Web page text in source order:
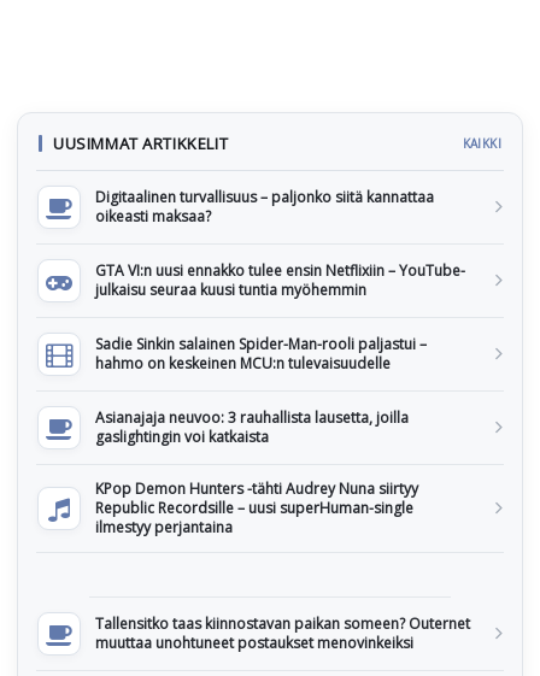
UUSIMMAT ARTIKKELIT KAIKKI
Digitaalinen turvallisuus – paljonko siitä kannattaa
oikeasti maksaa?
GTA VI:n uusi ennakko tulee ensin Netflixiin – YouTube-
julkaisu seuraa kuusi tuntia myöhemmin
Sadie Sinkin salainen Spider-Man-rooli paljastui –
hahmo on keskeinen MCU:n tulevaisuudelle
Asianajaja neuvoo: 3 rauhallista lausetta, joilla
gaslightingin voi katkaista
KPop Demon Hunters -tähti Audrey Nuna siirtyy
Republic Recordsille – uusi superHuman-single
ilmestyy perjantaina
Tallensitko taas kiinnostavan paikan someen? Outernet
muuttaa unohtuneet postaukset menovinkeiksi